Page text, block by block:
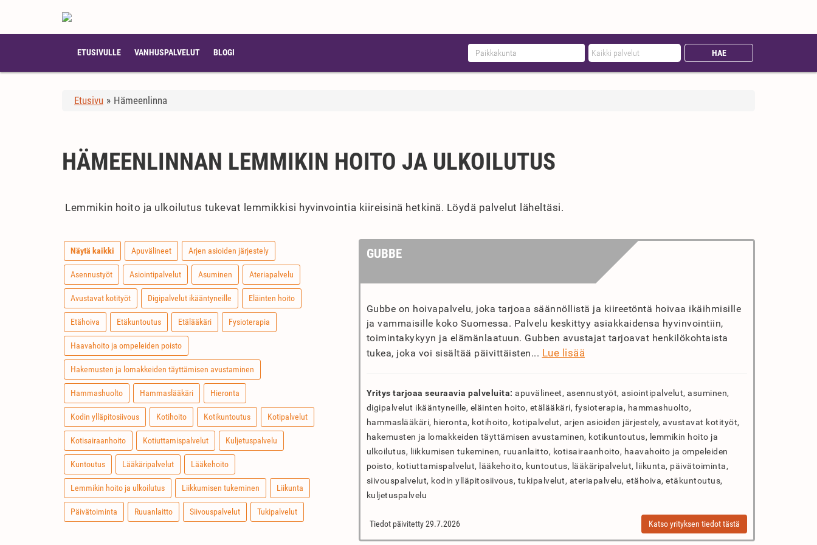
ETUSIVULLE VANHUSPALVELUT BLOGI
Etusivu » Hämeenlinna
HÄMEENLINNAN LEMMIKIN HOITO JA ULKOILUTUS
Lemmikin hoito ja ulkoilutus tukevat lemmikkisi hyvinvointia kiireisinä hetkinä. Löydä palvelut läheltäsi.
Näytä kaikki Apuvälineet Arjen asioiden järjestely
Asennustyöt Asiointipalvelut Asuminen Ateriapalvelu
Avustavat kotityöt Digipalvelut ikääntyneille Eläinten hoito
Etähoiva Etäkuntoutus Etälääkäri Fysioterapia
Haavahoito ja ompeleiden poisto
Hakemusten ja lomakkeiden täyttämisen avustaminen
Hammashuolto Hammaslääkäri Hieronta
Kodin ylläpitosiivous Kotihoito Kotikuntoutus Kotipalvelut
Kotisairaanhoito Kotiuttamispalvelut Kuljetuspalvelu
Kuntoutus Lääkäripalvelut Lääkehoito
Lemmikin hoito ja ulkoilutus Liikkumisen tukeminen Liikunta
Päivätoiminta Ruuanlaitto Siivouspalvelut Tukipalvelut
GUBBE
Gubbe on hoivapalvelu, joka tarjoaa säännöllistä ja kiireetöntä hoivaa ikäihmisille
ja vammaisille koko Suomessa. Palvelu keskittyy asiakkaidensa hyvinvointiin,
toimintakykyyn ja elämänlaatuun. Gubben avustajat tarjoavat henkilökohtaista
tukea, joka voi sisältää päivittäisten... Lue lisää
Yritys tarjoaa seuraavia palveluita: apuvälineet, asennustyöt, asiointipalvelut, asuminen,
digipalvelut ikääntyneille, eläinten hoito, etälääkäri, fysioterapia, hammashuolto,
hammaslääkäri, hieronta, kotihoito, kotipalvelut, arjen asioiden järjestely, avustavat kotityöt,
hakemusten ja lomakkeiden täyttämisen avustaminen, kotikuntoutus, lemmikin hoito ja
ulkoilutus, liikkumisen tukeminen, ruuanlaitto, kotisairaanhoito, haavahoito ja ompeleiden
poisto, kotiuttamispalvelut, lääkehoito, kuntoutus, lääkäripalvelut, liikunta, päivätoiminta,
siivouspalvelut, kodin ylläpitosiivous, tukipalvelut, ateriapalvelu, etähoiva, etäkuntoutus,
kuljetuspalvelu
Tiedot päivitetty 29.7.2026 Katso yrityksen tiedot tästä